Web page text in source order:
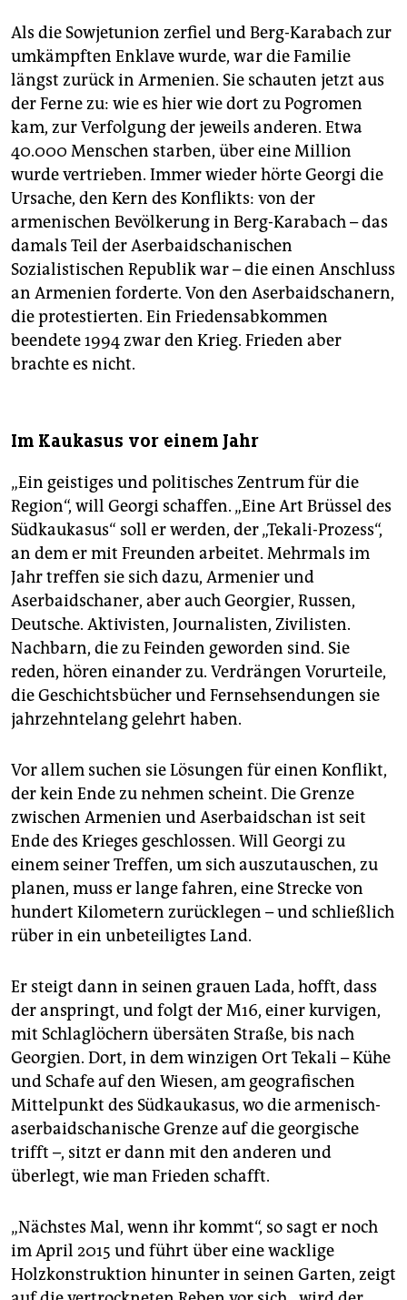
Als die Sowjetunion zerfiel und Berg-Karabach zur
umkämpften Enklave wurde, war die Familie
längst zurück in Armenien. Sie schauten jetzt aus
der Ferne zu: wie es hier wie dort zu Pogromen
kam, zur Verfolgung der jeweils anderen. Etwa
40.000 Menschen starben, über eine Million
wurde vertrieben. Immer wieder hörte Georgi die
Ursache, den Kern des Konflikts: von der
armenischen Bevölkerung in Berg-Karabach – das
damals Teil der Aserbaidschanischen
Sozialistischen Republik war – die einen Anschluss
an Armenien forderte. Von den Aserbaidschanern,
die protestierten. Ein Friedensabkommen
beendete 1994 zwar den Krieg. Frieden aber
brachte es nicht.
Im Kaukasus vor einem Jahr
„Ein geistiges und politisches Zentrum für die
Region“, will Georgi schaffen. „Eine Art Brüssel des
Südkaukasus“ soll er werden, der „Tekali-Prozess“,
an dem er mit Freunden arbeitet. Mehrmals im
Jahr treffen sie sich dazu, Armenier und
Aserbaidschaner, aber auch Georgier, Russen,
Deutsche. Aktivisten, Journalisten, Zivilisten.
Nachbarn, die zu Feinden geworden sind. Sie
reden, hören einander zu. Verdrängen Vorurteile,
die Geschichtsbücher und Fernsehsendungen sie
jahrzehntelang gelehrt haben.
Vor allem suchen sie Lösungen für einen Konflikt,
der kein Ende zu nehmen scheint. Die Grenze
zwischen Armenien und Aserbaidschan ist seit
Ende des Krieges geschlossen. Will Georgi zu
einem seiner Treffen, um sich auszutauschen, zu
planen, muss er lange fahren, eine Strecke von
hundert Kilometern zurücklegen – und schließlich
rüber in ein unbeteiligtes Land.
Er steigt dann in seinen grauen Lada, hofft, dass
der anspringt, und folgt der M16, einer kurvigen,
mit Schlaglöchern übersäten Straße, bis nach
Georgien. Dort, in dem winzigen Ort Tekali – Kühe
und Schafe auf den Wiesen, am geografischen
Mittelpunkt des Südkaukasus, wo die armenisch-
aserbaidschanische Grenze auf die georgische
trifft –, sitzt er dann mit den anderen und
überlegt, wie man Frieden schafft.
„Nächstes Mal, wenn ihr kommt“, so sagt er noch
im April 2015 und führt über eine wacklige
Holzkonstruktion hinunter in seinen Garten, zeigt